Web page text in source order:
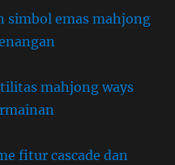
emas mahjong
mahjong ways
fitur cascade dan